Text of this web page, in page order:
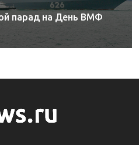
парад на День ВМФ